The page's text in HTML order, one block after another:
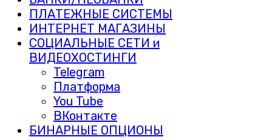
ПЛАТЕЖНЫЕ СИСТЕМЫ
ИНТЕРНЕТ МАГАЗИНЫ
СОЦИАЛЬНЫЕ СЕТИ и
ВИДЕОХОСТИНГИ
Telegram
Платформа
You Tube
ВКонтакте
БИНАРНЫЕ ОПЦИОНЫ